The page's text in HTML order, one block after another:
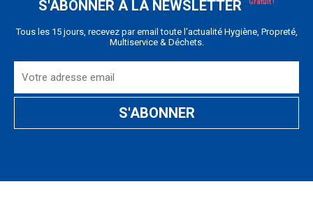
S'ABONNER À LA NEWSLETTER
Tous les 15 jours, recevez par email toute l'actualité Hygiène, Propreté,
Multiservice & Déchets.